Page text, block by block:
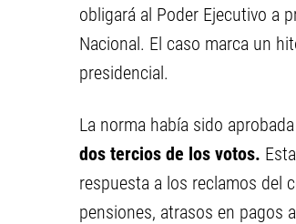
obligará al Poder Ejecutivo a
Nacional. El caso marca un
presidencial.
La norma había sido
dos tercios de los votos.
respuesta a los reclamos del
pensiones, atrasos en pagos